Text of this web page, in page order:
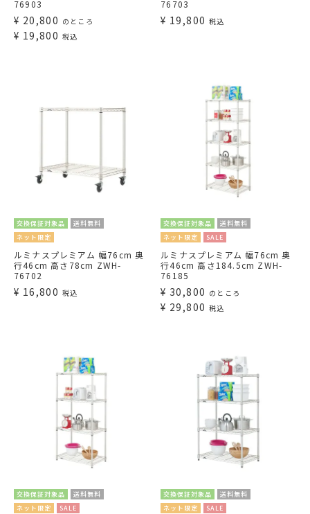
76903
¥ 20,800 のところ
¥ 19,800 税込
76703
¥ 19,800 税込
交換保証対象品
送料無料
ネット限定
ルミナスプレミアム 幅76cm 奥
行46cm 高さ78cm ZWH-
76702
¥ 16,800 税込
交換保証対象品
送料無料
ネット限定
SALE
ルミナスプレミアム 幅76cm 奥
行46cm 高さ184.5cm ZWH-
76185
¥ 30,800 のところ
¥ 29,800 税込
交換保証対象品
送料無料
ネット限定
SALE
交換保証対象品
送料無料
ネット限定
SALE